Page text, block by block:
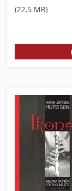
(22,5 MB)